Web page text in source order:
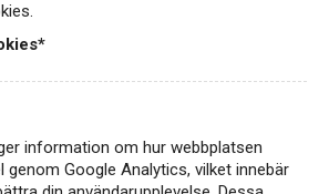
Instagram
Facebook
information om hur webbplatsen
genom Google Analytics, vilket innebär